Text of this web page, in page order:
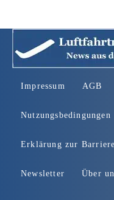
Impressum AGB
Nutzungsbedingungen
Erklärung zur
Newsletter Über